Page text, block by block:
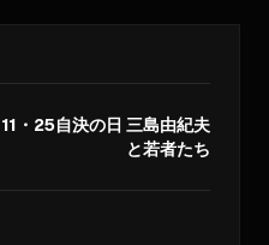
11・25自決の日 三島由紀夫
と若者たち